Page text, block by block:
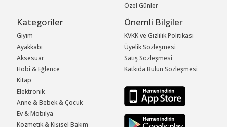
Özel Günler
Kategoriler
Giyim
Ayakkabı
Aksesuar
Hobi & Eğlence
Kitap
Elektronik
Anne & Bebek & Çocuk
Ev & Mobilya
Kozmetik & Kişisel Bakım
Önemli Bilgiler
KVKK ve Gizlilik Politikası
Üyelik Sözleşmesi
Satış Sözleşmesi
Katkıda Bulun Sözleşmesi